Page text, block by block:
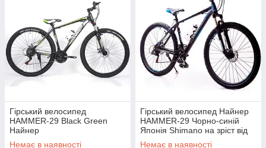
Гірський велосипед
HAMMER-29 Black Green
Найнер
Немає в наявності
Гірський велосипед Найнер
HAMMER-29 Чорно-синій
Японія Shimano на зріст від
190 см
Немає в наявності